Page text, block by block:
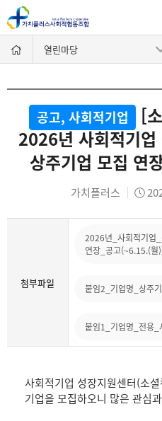
열린마당
공고, 사회적기업
[
2026년 사회적기
상주기업 모집 연
가치플러스
첨부파일
2026년_사회적기업_
연장_공고(~6.15.(
붙임2_기업명_상주
붙임1_기업명_전용
사회적기업 성장지원센터(소
기업을 모집하오니 많은 관심